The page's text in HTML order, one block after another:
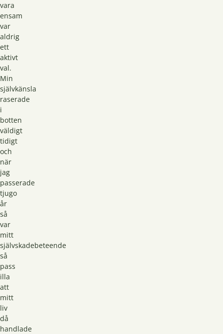
vara
ensam
var
aldrig
ett
aktivt
val.
Min
självkänsla
raserade
i
botten
väldigt
tidigt
och
när
jag
passerade
tjugo
år
så
var
mitt
självskadebeteende
så
pass
illa
att
mitt
liv
då
handlade